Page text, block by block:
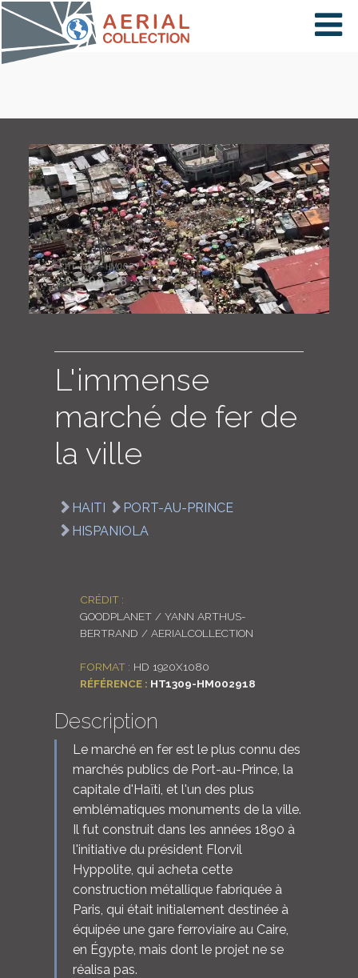
×
PAYS
CARTE
COLLECTIONS
ENGLISH
L'immense
marché de fer de
la ville
HAITI
PORT-AU-PRINCE
HISPANIOLA
CRÉDIT :
GOODPLANET / YANN ARTHUS-
BERTRAND / AERIALCOLLECTION
FORMAT : HD 1920X1080
RÉFÉRENCE : HT1309-HM002918
Description
Le marché en fer est le plus connu des
marchés publics de Port-au-Prince, la
capitale d'Haïti, et l'un des plus
emblématiques monuments de la ville.
Il fut construit dans les années 1890 à
l'initiative du président Florvil
Hyppolite, qui acheta cette
construction métallique fabriquée à
Paris, qui était initialement destinée à
équipée une gare ferroviaire au Caire,
en Égypte, mais dont le projet ne se
réalisa pas.